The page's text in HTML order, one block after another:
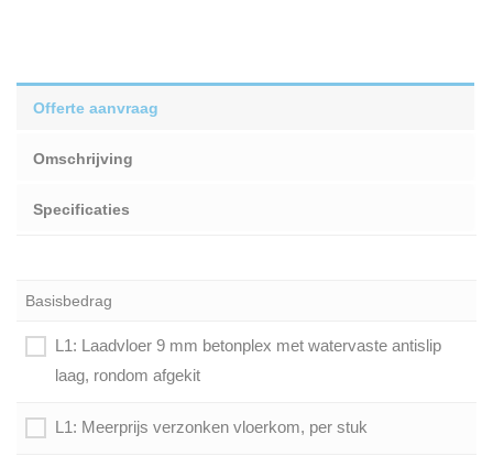
Offerte aanvraag
Omschrijving
Specificaties
Basisbedrag
L1: Laadvloer 9 mm betonplex met watervaste antislip
laag, rondom afgekit
L1: Meerprijs verzonken vloerkom, per stuk